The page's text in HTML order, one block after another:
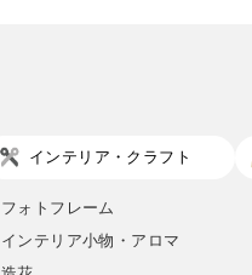
インテリア・クラフト
フォトフレーム
インテリア小物・アロマ